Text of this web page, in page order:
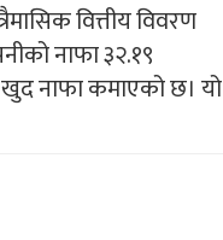
वित्तीय विवरण
नाफा ३२.१९
नाफा कमाएको छ। यो